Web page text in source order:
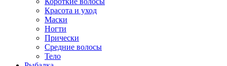
Красота и уход
Маски
Ногти
Прически
Средние волосы
Тело